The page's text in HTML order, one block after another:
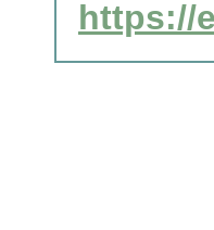
https://